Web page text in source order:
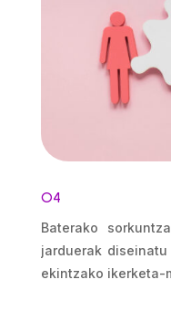
O4
Baterako
jarduerak
ekintzako ikerketa-